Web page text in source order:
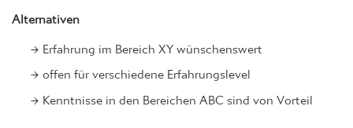
Alternativen
Erfahrung im Bereich XY wünschenswert
offen für verschiedene Erfahrungslevel
Kenntnisse in den Bereichen ABC sind von Vorteil